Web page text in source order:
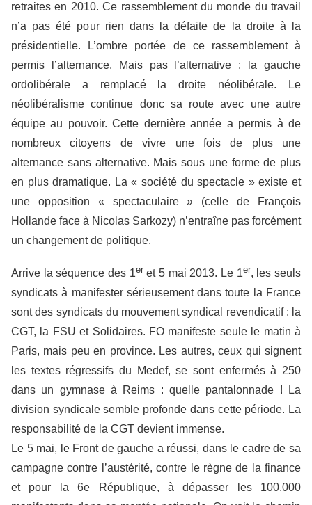
retraites en 2010. Ce rassemblement du monde du travail
n’a pas été pour rien dans la défaite de la droite à la
présidentielle. L’ombre portée de ce rassemblement à
permis l’alternance. Mais pas l’alternative : la gauche
ordolibérale a remplacé la droite néolibérale. Le
néolibéralisme continue donc sa route avec une autre
équipe au pouvoir. Cette dernière année a permis à de
nombreux citoyens de vivre une fois de plus une
alternance sans alternative. Mais sous une forme de plus
en plus dramatique. La « société du spectacle » existe et
une opposition « spectaculaire » (celle de François
Hollande face à Nicolas Sarkozy) n’entraîne pas forcément
un changement de politique.
Arrive la séquence des 1er et 5 mai 2013. Le 1er, les seuls
syndicats à manifester sérieusement dans toute la France
sont des syndicats du mouvement syndical revendicatif : la
CGT, la FSU et Solidaires. FO manifeste seule le matin à
Paris, mais peu en province. Les autres, ceux qui signent
les textes régressifs du Medef, se sont enfermés à 250
dans un gymnase à Reims : quelle pantalonnade ! La
division syndicale semble profonde dans cette période. La
responsabilité de la CGT devient immense.
Le 5 mai, le Front de gauche a réussi, dans le cadre de sa
campagne contre l’austérité, contre le règne de la finance
et pour la 6e République, à dépasser les 100.000